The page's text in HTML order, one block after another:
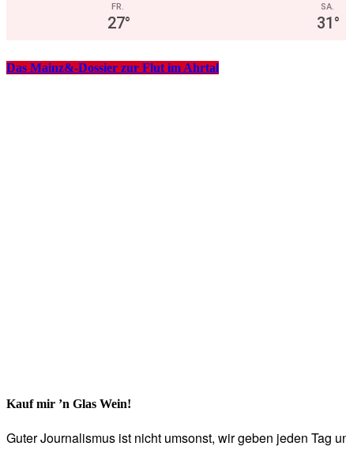
FR.
27°
SA.
31°
Das Mainz&-Dossier zur Flut im Ahrtal
Kauf mir ’n Glas Wein!
Guter Journalismus ist nicht umsonst, wir geben jeden Tag